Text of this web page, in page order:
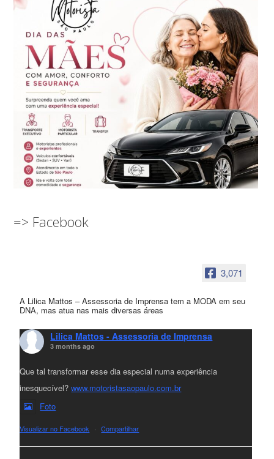
=> Facebook
3,071
A Lilica Mattos – Assessoria de Imprensa tem a MODA em seu
DNA, mas atua nas mais diversas áreas
Lilica Mattos - Assessoria de Imprensa
3 months ago
Que tal transformar esse dia especial numa experiência
inesquecível?www.motoristasaopaulo.com.br
Foto
Visualizar no Facebook · Compartilhar